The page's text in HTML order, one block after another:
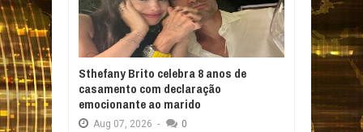
Sthefany Brito celebra 8 anos de
casamento com declaração
emocionante ao marido
Aug 07, 2026 - 0